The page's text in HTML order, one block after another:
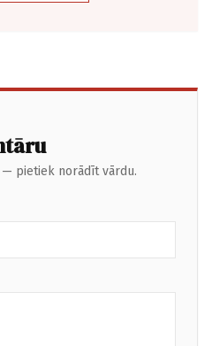
pietiek norādīt vārdu.